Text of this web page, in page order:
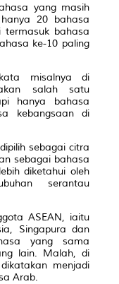
yang masih
20 bahasa
bahasa
ke-10 paling
misalnya di
salah satu
hanya bahasa
kebangsaan di
sebagai citra
sebagai bahasa
diketahui oleh
serantau
ASEAN, iaitu
Singapura dan
yang sama
lain. Malah, di
menjadi
Arab.